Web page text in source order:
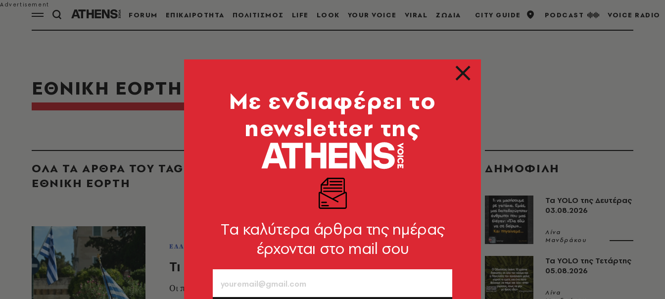
FORUM ΕΠΙΚΑΙΡΟΤΗΤΑ ΠΟΛΙΤΙΣΜΟΣ LIFE LOOK YOUR VOICE VIRAL ΖΩΔΙΑ CITY GUIDE PODCAST VOICE RADIO
ΕΘΝΙΚΗ ΕΟΡΤΗ
ΟΛΑ ΤΑ ΑΡΘΡΑ ΤΟΥ TAG
ΕΘΝΙΚΗ ΕΟΡΤΗ
ΕΛΛΑΔΑ
Τι καιρό θα κάνει την 28η Οκτωβρίου
Οι πρώτες προγνώσεις
ΔΗΜΟΦΙΛΗ
Τα YOLO της Δευτέρας
03.08.2026
Λίνα
Μανδράκου
Τα YOLO της Τετάρτης
05.08.2026
Λίνα
Mε ενδιαφέρει το
newsletter της
Tα καλύτερα άρθρα της ημέρας
έρχονται στο mail σου